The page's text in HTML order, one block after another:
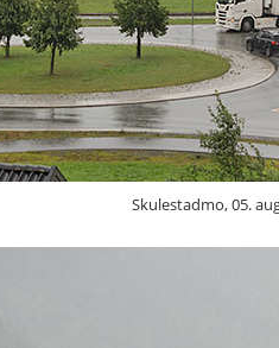
Skulestadmo, 05.